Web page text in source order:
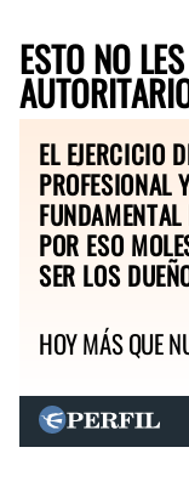
ESTO NO
EL EJERCICIO
PROFESIONAL
POR ESO
SER LOS
HOY MÁS QUE